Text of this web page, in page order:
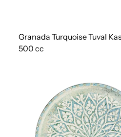
Granada Turquoise Tuval
500 cc